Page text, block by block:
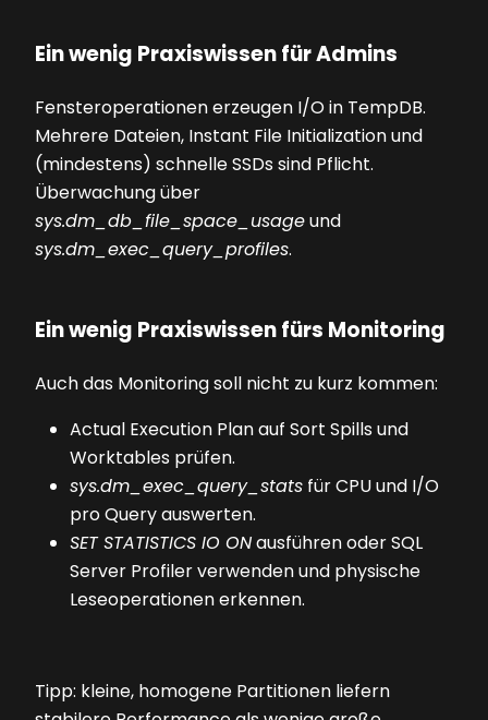
Ein wenig Praxiswissen für Admins
Fensteroperationen erzeugen I/O in TempDB.
Mehrere Dateien, Instant File Initialization und
(mindestens) schnelle SSDs sind Pflicht.
Überwachung über
sys.dm_db_file_space_usageund
sys.dm_exec_query_profiles.
Ein wenig Praxiswissen fürs Monitoring
Auch das Monitoring soll nicht zu kurz kommen:
Actual Execution Plan auf Sort Spills und
Worktables prüfen.
sys.dm_exec_query_stats für CPU und I/O
pro Query auswerten.
SET STATISTICS IO ONausführen oder SQL
Server Profiler verwenden und physische
Leseoperationen erkennen.
Tipp: kleine, homogene Partitionen liefern